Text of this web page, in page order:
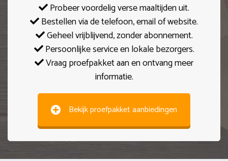
Probeer voordelig verse maaltijden uit.
Bestellen via de telefoon, email of website.
Geheel vrijblijvend, zonder abonnement.
Persoonlijke service en lokale bezorgers.
Vraag proefpakket aan en ontvang meer
informatie.
Bekijk proefpakket aanbiedingen